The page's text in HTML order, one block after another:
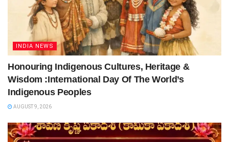
INDIA NEWS
Honouring Indigenous Cultures, Heritage &
Wisdom :International Day Of The World’s
Indigenous Peoples
AUGUST 9, 2026